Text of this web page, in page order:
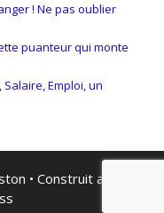
! Ne pas oublier
puanteur qui monte
Emploi, un
• Construit avec